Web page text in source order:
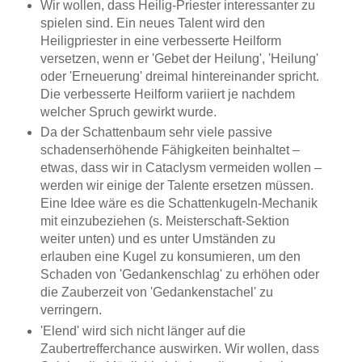
Wir wollen, dass Heilig-Priester interessanter zu
spielen sind. Ein neues Talent wird den
Heiligpriester in eine verbesserte Heilform
versetzen, wenn er 'Gebet der Heilung', 'Heilung'
oder 'Erneuerung' dreimal hintereinander spricht.
Die verbesserte Heilform variiert je nachdem
welcher Spruch gewirkt wurde.
Da der Schattenbaum sehr viele passive
schadenserhöhende Fähigkeiten beinhaltet –
etwas, dass wir in Cataclysm vermeiden wollen –
werden wir einige der Talente ersetzen müssen.
Eine Idee wäre es die Schattenkugeln-Mechanik
mit einzubeziehen (s. Meisterschaft-Sektion
weiter unten) und es unter Umständen zu
erlauben eine Kugel zu konsumieren, um den
Schaden von 'Gedankenschlag' zu erhöhen oder
die Zauberzeit von 'Gedankenstachel' zu
verringern.
'Elend' wird sich nicht länger auf die
Zaubertrefferchance auswirken. Wir wollen, dass